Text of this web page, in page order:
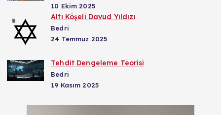
10 Ekim 2025
Altı Köşeli Davud Yıldızı
Bedri
24 Temmuz 2025
Tehdit Dengeleme Teorisi
Bedri
19 Kasım 2025